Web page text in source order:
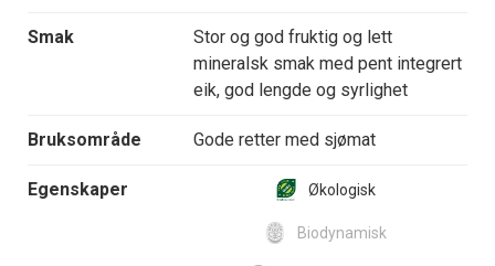
Smak
Stor og god fruktig og lett
mineralsk smak med pent integrert
eik, god lengde og syrlighet
Bruksområde Gode retter med sjømat
Egenskaper Økologisk
Biodynamisk